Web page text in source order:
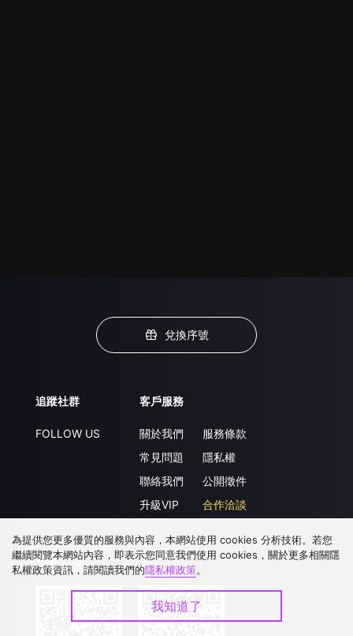
兌換序號
追蹤社群
FOLLOW US
客戶服務
關於我們
常見問題
聯絡我們
升級VIP
服務條款
隱私權
公開徵件
合作洽談
下載 APP
為提供您更多優質的服務與內容，本網站使用 cookies 分析技術。若您
繼續閱覽本網站內容，即表示您同意我們使用 cookies，關於更多相關隱
私權政策資訊，請閱讀我們的隱私權政策。
我知道了